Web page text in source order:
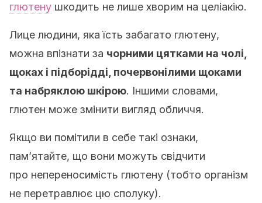
глютену шкодить не лише хворим на целіакію.
Лице людини, яка їсть забагато глютену,
можна впізнати за чорними цятками на чолі,
щоках і підборідді, почервонілими щоками
та набряклою шкірою. Іншими словами,
глютен може змінити вигляд обличчя.
Якщо ви помітили в себе такі ознаки,
пам’ятайте, що вони можуть свідчити
про непереносимість глютену (тобто організм
не перетравлює цю сполуку).